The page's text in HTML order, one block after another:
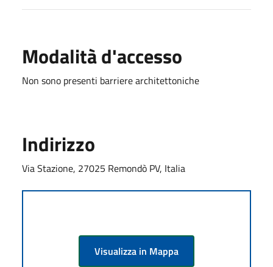
Modalità d'accesso
Non sono presenti barriere architettoniche
Indirizzo
Via Stazione, 27025 Remondò PV, Italia
Visualizza in Mappa